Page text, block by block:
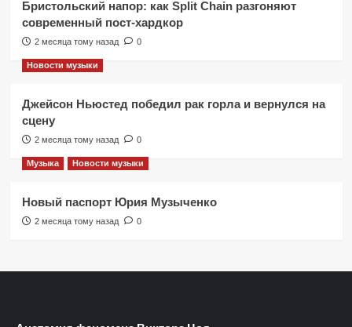
Бристольский напор: как Split Chain разгоняют
современный пост-хардкор
2 месяца тому назад 0
Новости музыки
Джейсон Ньюстед победил рак горла и вернулся на
сцену
2 месяца тому назад 0
Музыка Новости музыки
Новый паспорт Юрия Музыченко
2 месяца тому назад 0